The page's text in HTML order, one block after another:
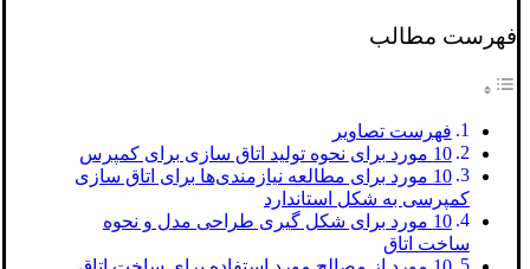
فهرست مطالب
فهرست تصاویر
10 مورد برای نحوه تولید اتاق سازی برای کمپرس
10 مورد برای مطالعه نیازمندی‌ها برای اتاق سازی
کمپرسی به شکل استاندارد
10 مورد برای شکل گیری طراحی مدل و نحوه
ساخت اتاق